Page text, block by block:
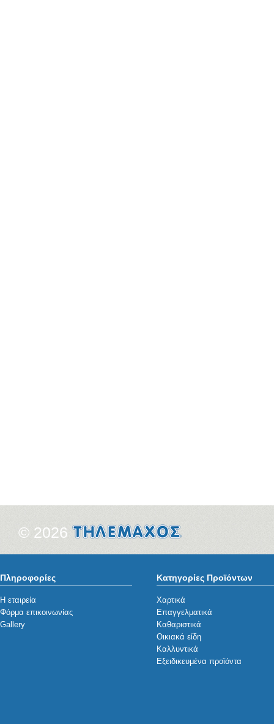
© 2026
Πληροφορίες
Η εταιρεία
Φόρμα επικοινωνίας
Gallery
Κατηγορίες Προϊόντων
Χαρτικά
Επαγγελματικά
Καθαριστικά
Οικιακά είδη
Καλλυντικά
Εξειδικευμένα προϊόντα